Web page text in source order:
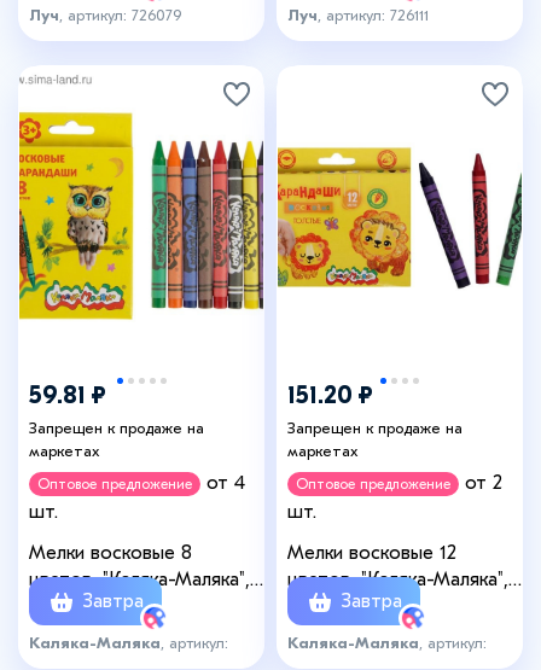
Луч , артикул: 726079 Луч , артикул: 726111
59.81 ₽
Запрещен к продаже на
маркетах
Оптовое предложение
от 4
шт.
Мелки восковые 8
цветов, "Каляка-Маляка",
круглыеЗавтра
Каляка-Маляка , артикул:
2007668
151.20 ₽
Запрещен к продаже на
маркетах
Оптовое предложение
от 2
шт.
Мелки восковые 12
цветов, "Каляка-Маляка",
толстые круглые
Завтра
Каляка-Маляка , артикул:
2007669